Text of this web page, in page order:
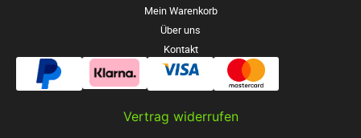
Mein Warenkorb
Über uns
Kontakt
Vertrag widerrufen